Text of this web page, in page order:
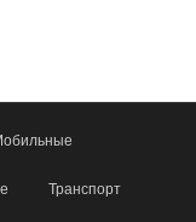
Транспорт